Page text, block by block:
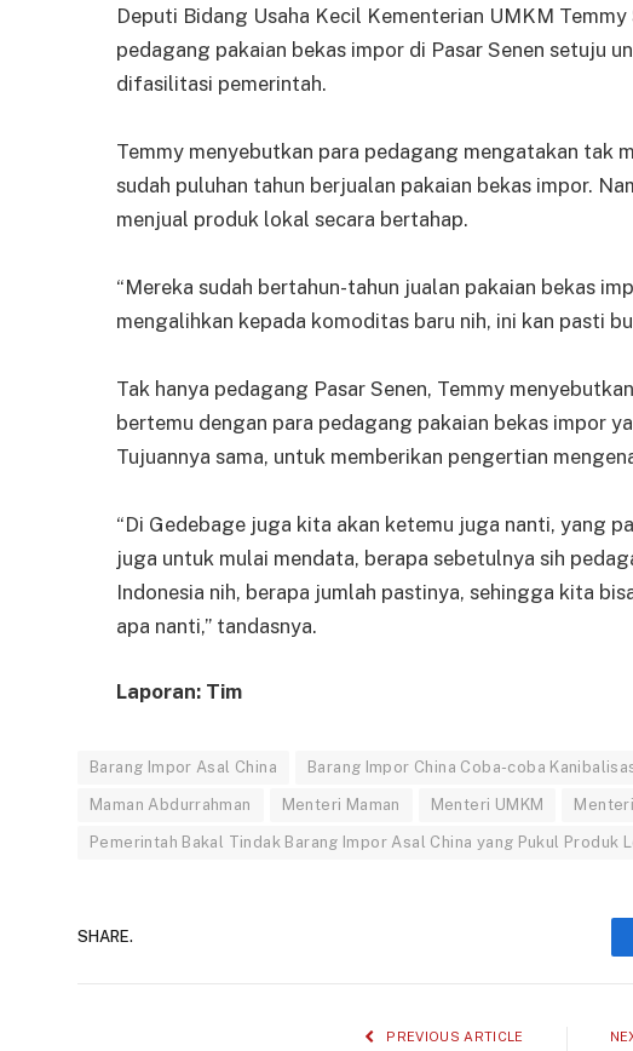
Deputi Bidang Usaha Kecil Kementerian UMKM
pedagang pakaian bekas impor di Pasar Senen setuju
difasilitasi pemerintah.
Temmy menyebutkan para pedagang mengatakan tak
sudah puluhan tahun berjualan pakaian bekas impor.
menjual produk lokal secara bertahap.
“Mereka sudah bertahun-tahun jualan pakaian bekas
mengalihkan kepada komoditas baru nih, ini kan pasti
Tak hanya pedagang Pasar Senen, Temmy
bertemu dengan para pedagang pakaian bekas impor
Tujuannya sama, untuk memberikan pengertian
“Di Gedebage juga kita akan ketemu juga nanti, yang
juga untuk mulai mendata, berapa sebetulnya sih
Indonesia nih, berapa jumlah pastinya, sehingga kita
apa nanti,” tandasnya.
Laporan: Tim
Barang Impor Asal China Barang Impor China Coba-coba
Maman Abdurrahman Menteri Maman Menteri UMKM
Pemerintah Bakal Tindak Barang Impor Asal China yang Pukul Produk
SHARE.
PREVIOUS ARTICLE